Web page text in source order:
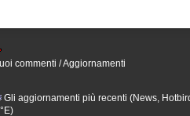
commenti / Aggiornamenti
Gli aggiornamenti più recenti (News,